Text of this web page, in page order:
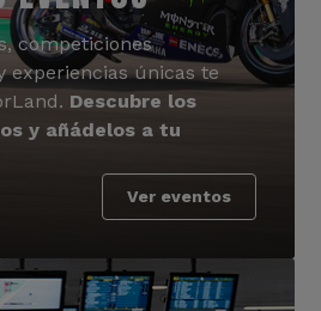
competiciones
experiencias únicas te
Descubre los
y añádelos a tu
Ver eventos